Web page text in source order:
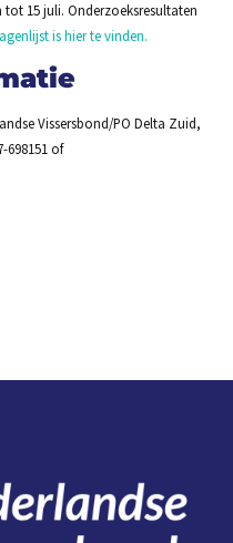
15 juli. Onderzoeksresultaten
is hier te vinden.
Vissersbond/PO Delta Zuid,
698151 of